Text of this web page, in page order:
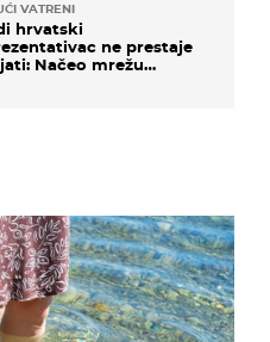
VATRENI
hrvatski
ne prestaje
Načeo mrežu